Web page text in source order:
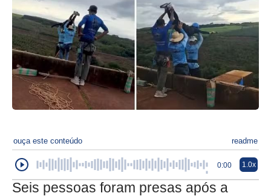
ouça este conteúdo readme
0:00 1.0x
Seis pessoas foram presas após a